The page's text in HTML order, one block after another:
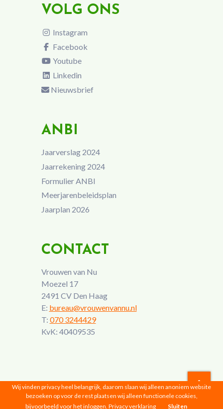
VOLG ONS
Instagram
Facebook
Youtube
Linkedin
Nieuwsbrief
ANBI
Jaarverslag 2024
Jaarrekening 2024
Formulier ANBI
Meerjarenbeleidsplan
Jaarplan 2026
CONTACT
Vrouwen van Nu
Moezel 17
2491 CV Den Haag
E: bureau@vrouwenvannu.nl
T: 070 3244429
KvK: 40409535
Vrouwen van Nu © 2026 |Privacyverklaring
Wij vinden privacy heel belangrijk, daarom slaan wij alleen anoniem website
bezoeken op voor de rest plaatsen wij alleen functionele cookies,
bijvoorbeeld voor het inloggen. Privacy verklaring Sluiten